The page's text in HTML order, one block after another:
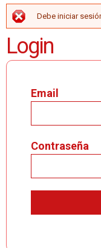
Debe iniciar
Login
Email
Contraseña